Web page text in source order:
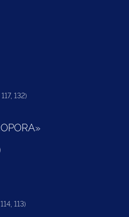
132)
OPORA»
113)